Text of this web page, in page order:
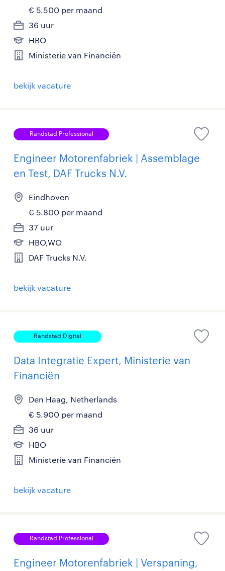
€ 5.500 per maand
36 uur
HBO
Ministerie van Financiën
bekijk vacature
Randstad Professional
Engineer Motorenfabriek | Assemblage
en Test, DAF Trucks N.V.
Eindhoven
€ 5.800 per maand
37 uur
HBO,WO
DAF Trucks N.V.
bekijk vacature
Randstad Digital
Data Integratie Expert, Ministerie van
Financiën
Den Haag, Netherlands
€ 5.900 per maand
36 uur
HBO
Ministerie van Financiën
bekijk vacature
Randstad Professional
Engineer Motorenfabriek | Verspaning,